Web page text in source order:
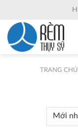
content
TRANG CHỦ